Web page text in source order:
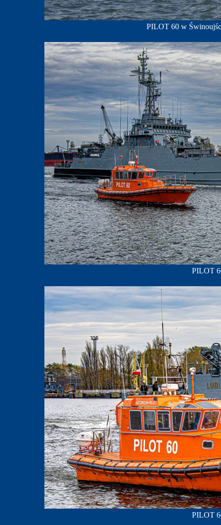
PILOT 60 w
PILOT
PILOT